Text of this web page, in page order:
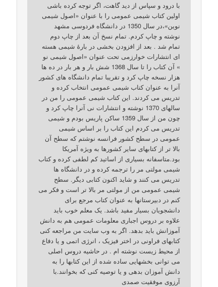
با درود و سپاس از دید گاهت، اگر توجه کرده باشی
اولین کتاب شیمی عمومی را با عنوان «اصول شیمی
نوین»،در سال 1350 در دانشگاه فردوسی مشهد
نوشته و چاپ کردم. تمام نسخ آن بعد از چاپ دوم
تمام شد . بعد از افزودن بخشی در بارۀ شیمی هسته
ای انتشارات خوارزمی تحت عنوان «اصول شیمی نو
» آن کتاب را تا سال 1368 شش بار و هر بار در ده ها
هزار نسخه چاپ کرد و تقریبا تمام دانشگاه های کشور
آنرا به عنوان کتاب شیمی عمومی انتخاب کرده و
تدریس می کردند. این کتاب شیمی عمومی را من در
سالهای 1370 نوشته و انتشارات نی آنرا چاپ کرد و
چون من از سال 1359 ساکن پاریس بودم و شیمی
تدریس می کردم این کتاب را بر اساس شیمی
عمومی در سطح کشور فرانسه نوشتم که سطح آن
بالا تر از کتابهای سایر کشورها به ویژه آمریکا
بود.متاسفانه بسیاری از اساتید کم لطفی کرده و کتاب
شیمی مولتی مر را ترجمه کرده و در دانشگاه ها
تدریس می کنند و شاید اکنون کتابی دیگر. سطح
شیمی عمومی من از مولتی مر بالا تر است و فکر می
کنم در دبیرستانها به عنوان کتاب مرجع برای
دانشجویان بسیار مفید باشد. یک معلم خوب باید
علاوه بر دروس اجباری معلومات عمومی هم به دانش
آموزانش باید بدهد. اگر به وب سایت من مراجعه کنی
کتابهای فراونی در اختر فیزیک ، انرژی اتمی و یا دفاع
از محیط زیست نوشته ام . در حاشیه دروس اصلی
می توانی بخشهایی ساده شده از این کتابها را به
دانش آموزان بدهی و یا توصیه کنی که بخوانند.با
آرزوی موفقیت صمدی